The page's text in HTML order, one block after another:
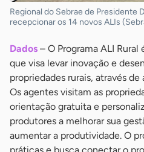
Regional do Sebrae de Presidente
recepcionar os 14 novos ALIs
Dados – O Programa ALI
que visa levar inovação e
propriedades rurais, através
Os agentes visitam as
orientação gratuita e
produtores a melhorar sua
aumentar a produtividade. O